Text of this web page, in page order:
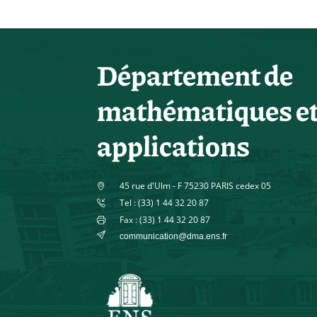
Département de
mathématiques
applications
45 rue d'Ulm - F 75230 PARIS cedex 05
Tel : (33) 1 44 32 20 87
Fax : (33) 1 44 32 20 87
communication@dma.ens.fr